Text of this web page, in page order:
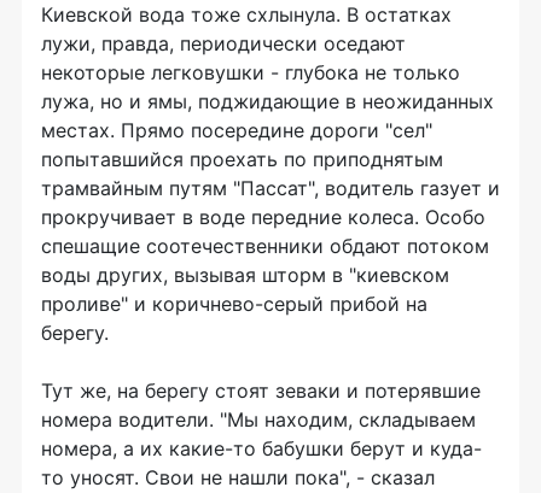
Киевской вода тоже схлынула. В остатках
лужи, правда, периодически оседают
некоторые легковушки - глубока не только
лужа, но и ямы, поджидающие в неожиданных
местах. Прямо посередине дороги "сел"
попытавшийся проехать по приподнятым
трамвайным путям "Пассат", водитель газует и
прокручивает в воде передние колеса. Особо
спешащие соотечественники обдают потоком
воды других, вызывая шторм в "киевском
проливе" и коричнево-серый прибой на
берегу.
Тут же, на берегу стоят зеваки и потерявшие
номера водители. "Мы находим, складываем
номера, а их какие-то бабушки берут и куда-
то уносят. Свои не нашли пока", - сказал